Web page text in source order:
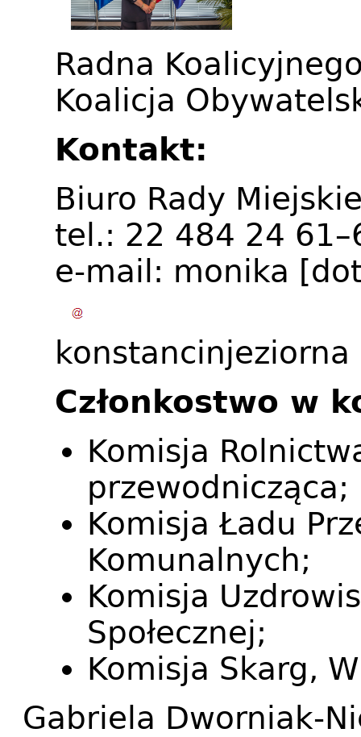
Radna
Koalicja
Kontakt:
Biuro Rady
tel.: 22 484 24
e-mail: monika
konstancinjeziorna
Członkostwo w
Komisja
przewodnicząca;
Komisja Ładu
Komunalnych;
Komisja
Społecznej;
Komisja Skarg,
Gabriela Dworniak-